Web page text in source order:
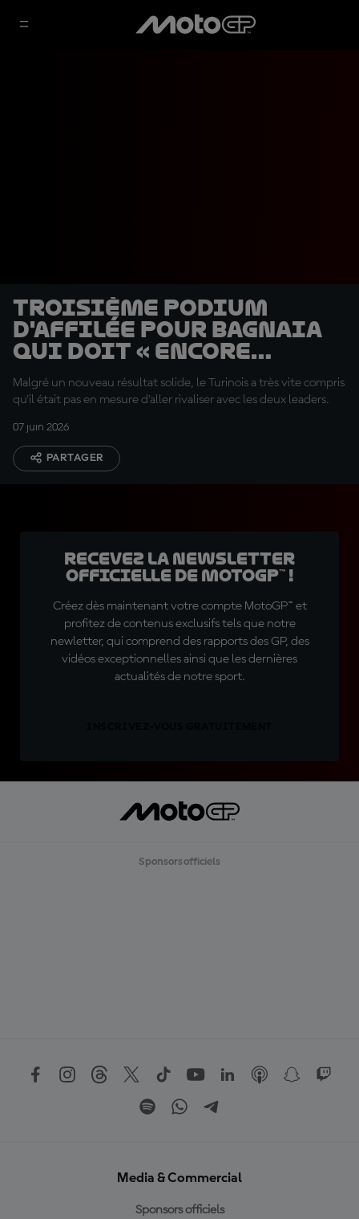
Troisième podium
d'affilée pour Bagnaia
qui doit « encore
apprendre de Marc »
Malgré un nouveau résultat solide, le Turinois a très vite compris
qu'il était pas en mesure d'aller rivaliser avec les deux leaders.
07 juin 2026
PARTAGER
Recevez la Newsletter
officielle de MotoGP™ !
Créez dès maintenant votre compte MotoGP™ et
profitez de contenus exclusifs tels que notre
newletter, qui comprend des rapports des GP, des
vidéos exceptionnelles ainsi que les dernières
actualités de notre sport.
Sponsors officiels
Media & Commercial
Sponsors officiels